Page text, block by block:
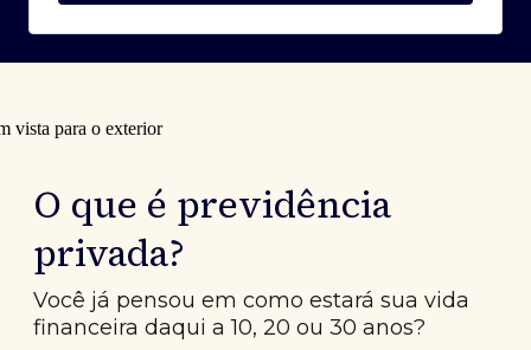
O que é previdência
privada?
Você já pensou em como estará sua vida
financeira daqui a 10, 20 ou 30 anos?